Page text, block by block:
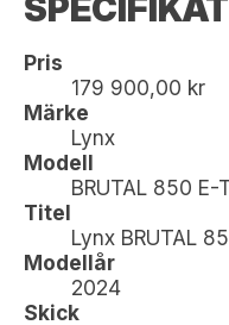
Pris
179 900,00 kr
Märke
Lynx
Modell
BRUTAL 850 E-
Titel
Lynx BRUTAL
Modellår
2024
Skick